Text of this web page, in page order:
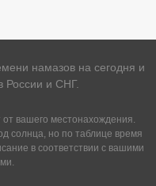
намазов на сегодня и
России и СНГ.
вашего местонахождения.
солнца, но по таблице время
в соответствии с вашими